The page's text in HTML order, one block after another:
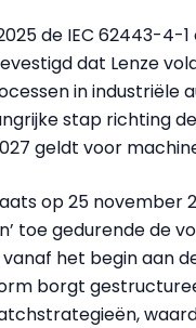
de IEC 62443-
dat Lenze
in industriële
stap richting
geldt voor
op 25 november
toe gedurende de
het begin aan
borgt